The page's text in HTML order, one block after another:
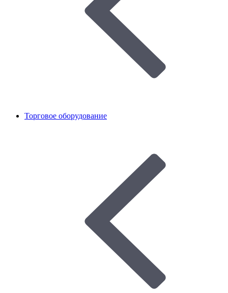
Торговое оборудование